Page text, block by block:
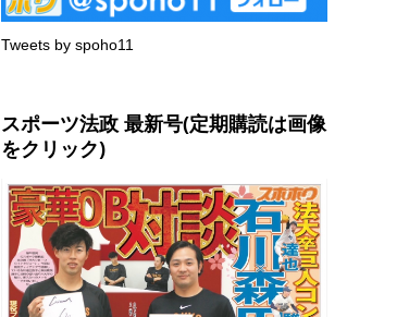
Tweets by spoho11
スポーツ法政 最新号(定期購読は画像
をクリック)